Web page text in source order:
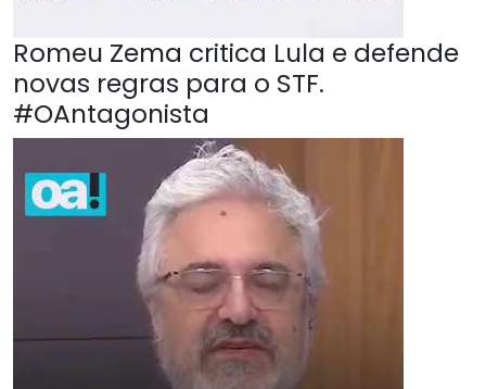
Romeu Zema critica Lula e defende
novas regras para o STF.
#OAntagonista